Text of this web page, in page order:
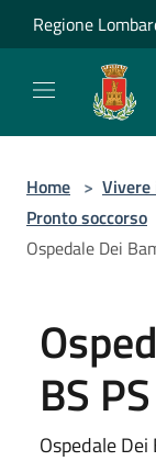
Salta al contenuto
Regione
Home > Vivere
Pronto soccorso
Ospedale Dei
BS
Ospedale